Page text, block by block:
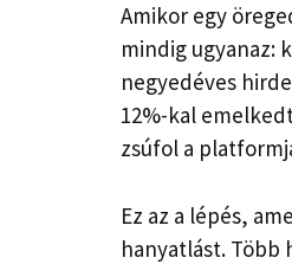
Amikor egy
mindig ugyanaz:
negyedéves
12%-kal
zsúfol a
Ez az a lépés,
hanyatlást. Több